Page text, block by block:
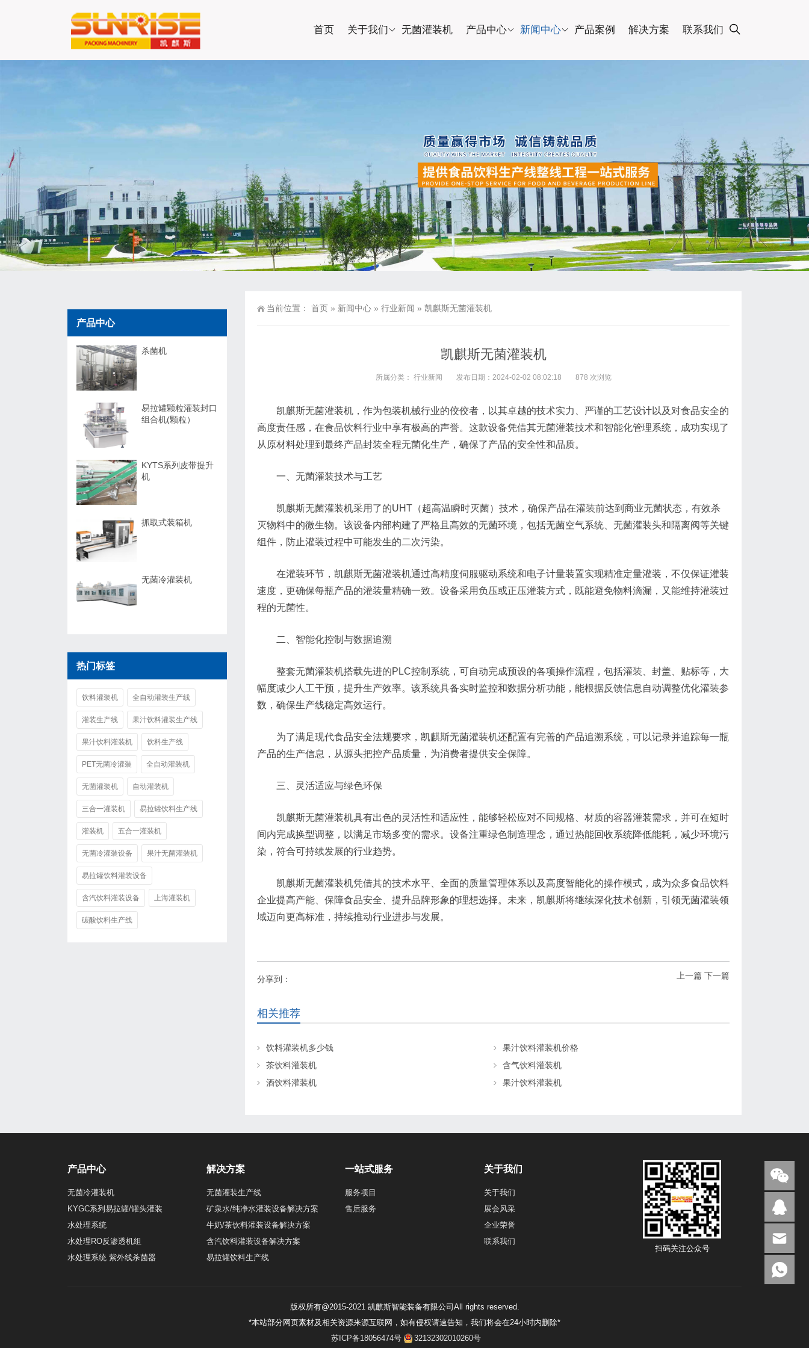
首页 关于我们 无菌灌装机 产品中心 新闻中心 产品案例 解决方案 联系我们
当前位置： 首页 » 新闻中心 » 行业新闻 » 凯麒斯无菌灌装机
凯麒斯无菌灌装机
所属分类： 行业新闻 发布日期：2024-02-02 08:02:18 878 次浏览
凯麒斯无菌灌装机，作为包装机械行业的佼佼者，以其卓越的技术实力、严谨的工艺设计以及对食品安全的
高度责任感，在食品饮料行业中享有极高的声誉。这款设备凭借其无菌灌装技术和智能化管理系统，成功实现了
从原材料处理到最终产品封装全程无菌化生产，确保了产品的安全性和品质。
一、无菌灌装技术与工艺
凯麒斯无菌灌装机采用了的UHT（超高温瞬时灭菌）技术，确保产品在灌装前达到商业无菌状态，有效杀
灭物料中的微生物。该设备内部构建了严格且高效的无菌环境，包括无菌空气系统、无菌灌装头和隔离阀等关键
组件，防止灌装过程中可能发生的二次污染。
在灌装环节，凯麒斯无菌灌装机通过高精度伺服驱动系统和电子计量装置实现精准定量灌装，不仅保证灌装
速度，更确保每瓶产品的灌装量精确一致。设备采用负压或正压灌装方式，既能避免物料滴漏，又能维持灌装过
程的无菌性。
二、智能化控制与数据追溯
整套无菌灌装机搭载先进的PLC控制系统，可自动完成预设的各项操作流程，包括灌装、封盖、贴标等，大
幅度减少人工干预，提升生产效率。该系统具备实时监控和数据分析功能，能根据反馈信息自动调整优化灌装参
数，确保生产线稳定高效运行。
为了满足现代食品安全法规要求，凯麒斯无菌灌装机还配置有完善的产品追溯系统，可以记录并追踪每一瓶
产品的生产信息，从源头把控产品质量，为消费者提供安全保障。
三、灵活适应与绿色环保
凯麒斯无菌灌装机具有出色的灵活性和适应性，能够轻松应对不同规格、材质的容器灌装需求，并可在短时
间内完成换型调整，以满足市场多变的需求。设备注重绿色制造理念，通过热能回收系统降低能耗，减少环境污
染，符合可持续发展的行业趋势。
凯麒斯无菌灌装机凭借其的技术水平、全面的质量管理体系以及高度智能化的操作模式，成为众多食品饮料
企业提高产能、保障食品安全、提升品牌形象的理想选择。未来，凯麒斯将继续深化技术创新，引领无菌灌装领
域迈向更高标准，持续推动行业进步与发展。
上一篇 下一篇
分享到：
相关推荐
饮料灌装机多少钱
果汁饮料灌装机价格
茶饮料灌装机
含气饮料灌装机
酒饮料灌装机
果汁饮料灌装机
产品中心
杀菌机
易拉罐颗粒灌装封口
组合机(颗粒）
KYTS系列皮带提升
机
抓取式装箱机
无菌冷灌装机
热门标签
饮料灌装机 全自动灌装生产线
灌装生产线 果汁饮料灌装生产线
果汁饮料灌装机 饮料生产线
PET无菌冷灌装 全自动灌装机
无菌灌装机 自动灌装机
三合一灌装机 易拉罐饮料生产线
灌装机 五合一灌装机
无菌冷灌装设备 果汁无菌灌装机
易拉罐饮料灌装设备
含汽饮料灌装设备 上海灌装机
碳酸饮料生产线
产品中心
无菌冷灌装机
KYGC系列易拉罐/罐头灌装
水处理系统
水处理RO反渗透机组
水处理系统 紫外线杀菌器
解决方案
无菌灌装生产线
矿泉水/纯净水灌装设备解决方案
牛奶/茶饮料灌装设备解决方案
含汽饮料灌装设备解决方案
易拉罐饮料生产线
一站式服务
服务项目
售后服务
关于我们
关于我们
展会风采
企业荣誉
联系我们
扫码关注公众号
版权所有@2015-2021 凯麒斯智能装备有限公司All rights reserved.
*本站部分网页素材及相关资源来源互联网，如有侵权请速告知，我们将会在24小时内删除*
苏ICP备18056474号
32132302010260号